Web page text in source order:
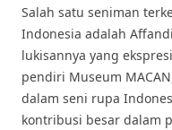
Salah satu seniman
Indonesia adalah
lukisannya yang
pendiri Museum
dalam seni rupa
kontribusi besar dalam